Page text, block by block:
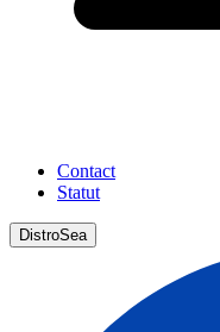
Contact
Statut
DistroSea